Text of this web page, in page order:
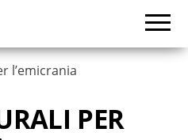
l’emicrania
PER